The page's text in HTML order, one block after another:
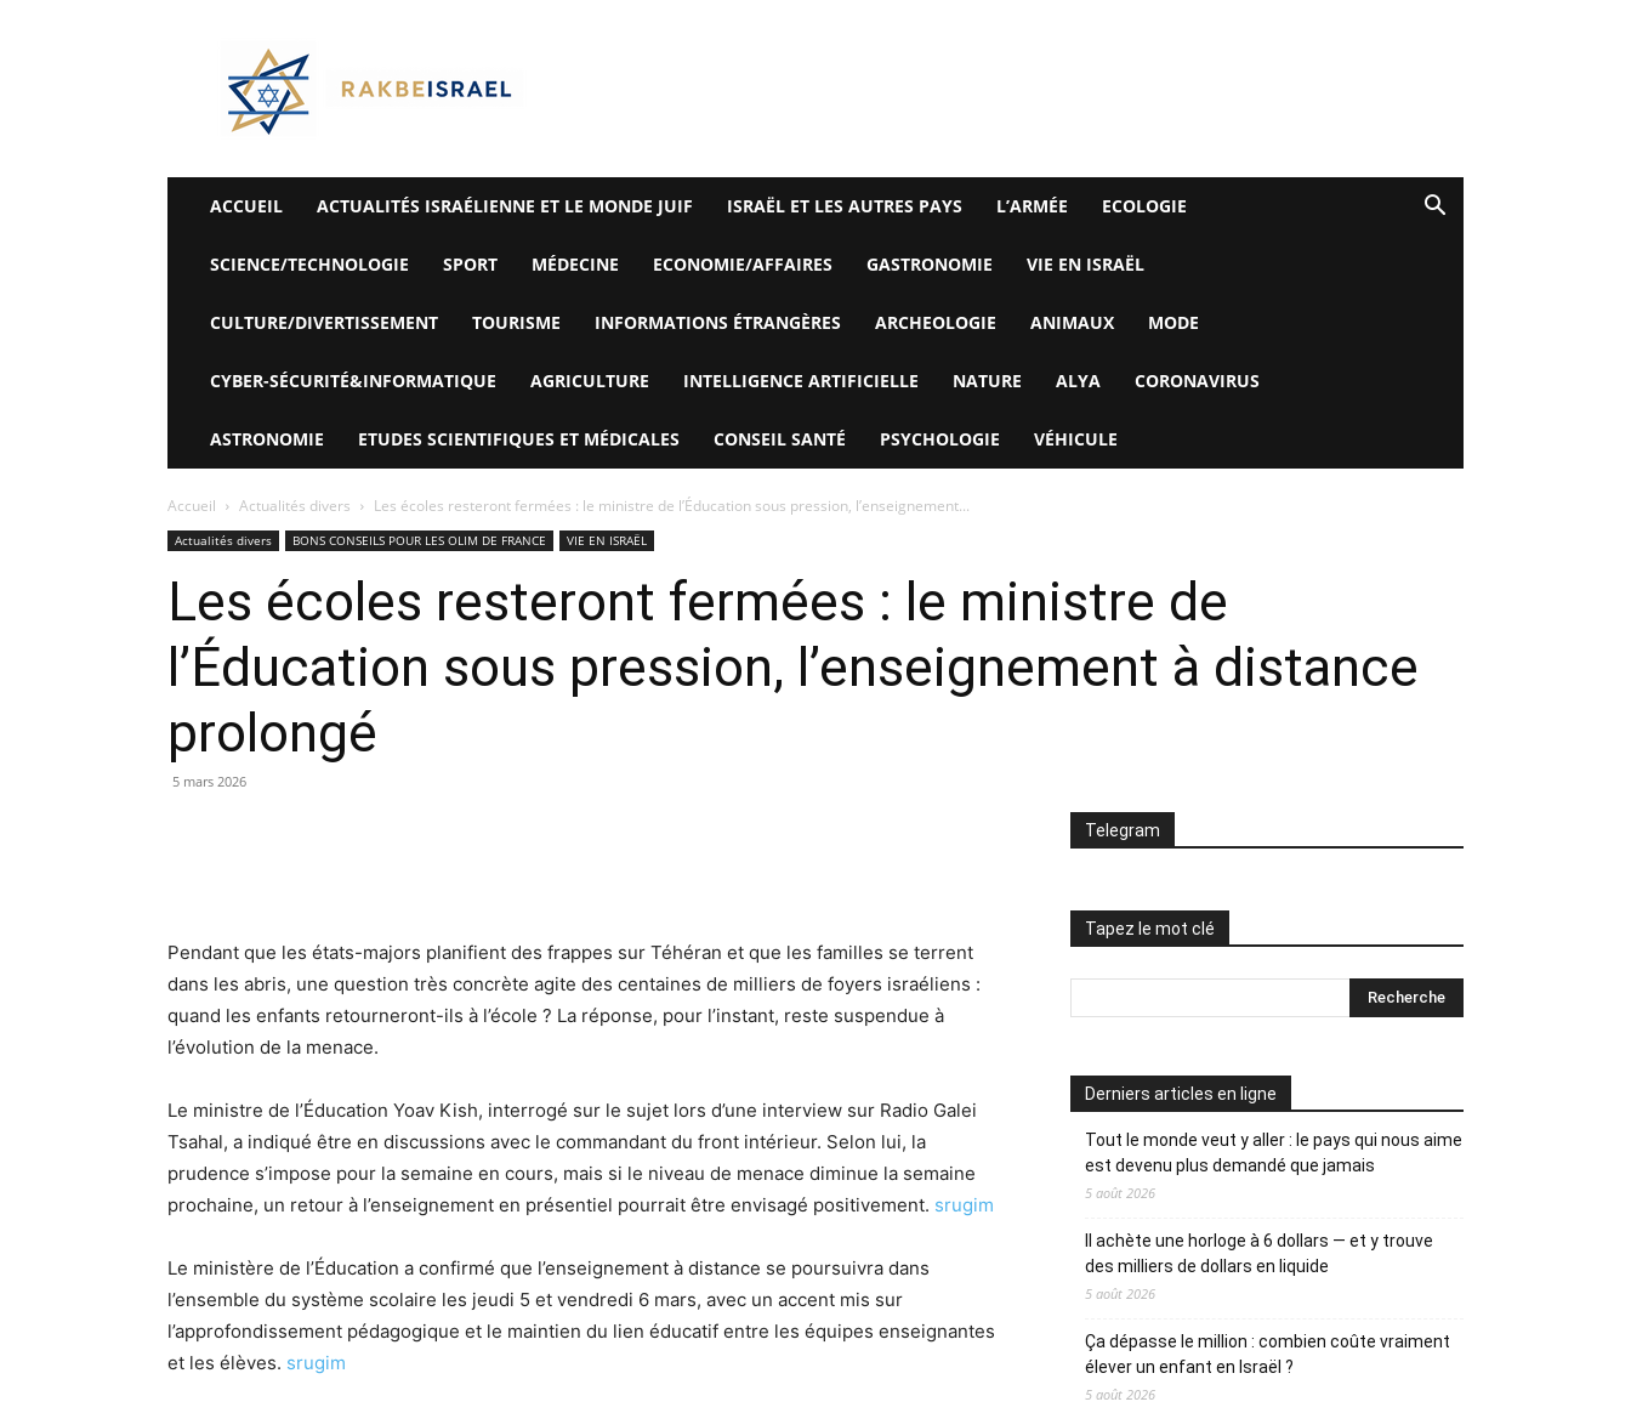
Rak
Be
Israel-
Alyaexpress-
News
ACCUEIL ACTUALITÉS ISRAÉLIENNE ET LE MONDE JUIF ISRAËL ET LES AUTRES PAYS L’ARMÉE ECOLOGIE
SCIENCE/TECHNOLOGIE SPORT MÉDECINE ECONOMIE/AFFAIRES GASTRONOMIE VIE EN ISRAËL
CULTURE/DIVERTISSEMENT TOURISME INFORMATIONS ÉTRANGÈRES ARCHEOLOGIE ANIMAUX MODE
CYBER-SÉCURITÉ&INFORMATIQUE AGRICULTURE INTELLIGENCE ARTIFICIELLE NATURE ALYA CORONAVIRUS
ASTRONOMIE ETUDES SCIENTIFIQUES ET MÉDICALES CONSEIL SANTÉ PSYCHOLOGIE VÉHICULE
Accueil Actualités divers Les écoles resteront fermées : le ministre de l’Éducation sous pression, l’enseignement...
Actualités divers BONS CONSEILS POUR LES OLIM DE FRANCE VIE EN ISRAËL
Les écoles resteront fermées : le ministre de
l’Éducation sous pression, l’enseignement à distance
prolongé
5 mars 2026
Pendant que les états-majors planifient des frappes sur Téhéran et que les familles se terrent
dans les abris, une question très concrète agite des centaines de milliers de foyers israéliens :
quand les enfants retourneront-ils à l’école ? La réponse, pour l’instant, reste suspendue à
l’évolution de la menace.
Le ministre de l’Éducation Yoav Kish, interrogé sur le sujet lors d’une interview sur Radio Galei
Tsahal, a indiqué être en discussions avec le commandant du front intérieur. Selon lui, la
prudence s’impose pour la semaine en cours, mais si le niveau de menace diminue la semaine
prochaine, un retour à l’enseignement en présentiel pourrait être envisagé positivement. srugim
Le ministère de l’Éducation a confirmé que l’enseignement à distance se poursuivra dans
l’ensemble du système scolaire les jeudi 5 et vendredi 6 mars, avec un accent mis sur
l’approfondissement pédagogique et le maintien du lien éducatif entre les équipes enseignantes
et les élèves. srugim
Telegram
Tapez le mot clé
Derniers articles en ligne
Tout le monde veut y aller : le pays qui nous aime
est devenu plus demandé que jamais
5 août 2026
Il achète une horloge à 6 dollars — et y trouve
des milliers de dollars en liquide
5 août 2026
Ça dépasse le million : combien coûte vraiment
élever un enfant en Israël ?
5 août 2026